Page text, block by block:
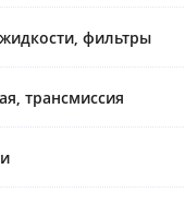
фильтры
трансмиссия